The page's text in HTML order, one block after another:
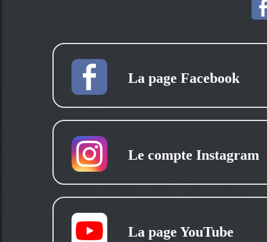
La page Facebook
Le compte Instagram
La page YouTube